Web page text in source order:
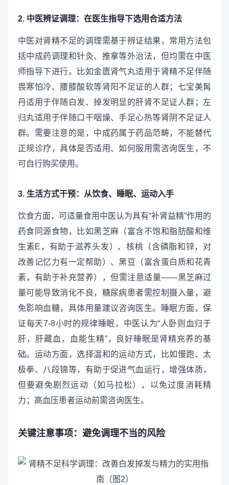
2. 中医辨证调理：在医生指导下选用合适方法
中医对肾精不足的调理需基于辨证结果，常用方法包
括中成药调理和针灸、推拿等外治法，但均需在中医
师指导下进行。比如金匮肾气丸适用于肾精不足伴随
畏寒怕冷、腰膝酸软等肾阳不足证的人群；七宝美髯
丹适用于伴随白发、掉发明显的肝肾不足证人群；左
归丸适用于伴随口干咽燥、手足心热等肾阴不足证人
群。需要注意的是，中成药属于药品范畴，不能替代
正规诊疗，具体是否适用、如何服用需咨询医生，不
可自行购买使用。
3. 生活方式干预：从饮食、睡眠、运动入手
饮食方面，可适量食用中医认为具有“补肾益精”作用的
药食同源食物，比如黑芝麻（富含不饱和脂肪酸和维
生素E，有助于滋养头发）、核桃（含磷脂和锌，对
改善记忆力有一定帮助）、黑豆（富含蛋白质和花青
素，有助于补充营养），但需注意适量——黑芝麻过
量可能导致消化不良，糖尿病患者需控制摄入量，避
免影响血糖，具体用量建议咨询医生。睡眠方面，保
证每天7-8小时的规律睡眠，中医认为“人卧则血归于
肝，肝藏血，血能生精”，良好睡眠是肾精充养的基
础。运动方面，选择温和的运动方式，比如慢跑、太
极拳、八段锦等，有助于促进气血运行，增强体质，
但要避免剧烈运动（如马拉松），以免过度消耗精
力；高血压患者运动前需咨询医生。
关键注意事项：避免调理不当的风险